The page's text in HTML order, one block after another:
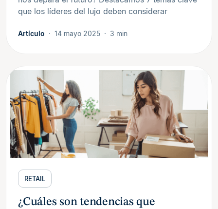
que los líderes del lujo deben considerar
Artículo 14 mayo 2025 3 min
RETAIL
¿Cuáles son tendencias que